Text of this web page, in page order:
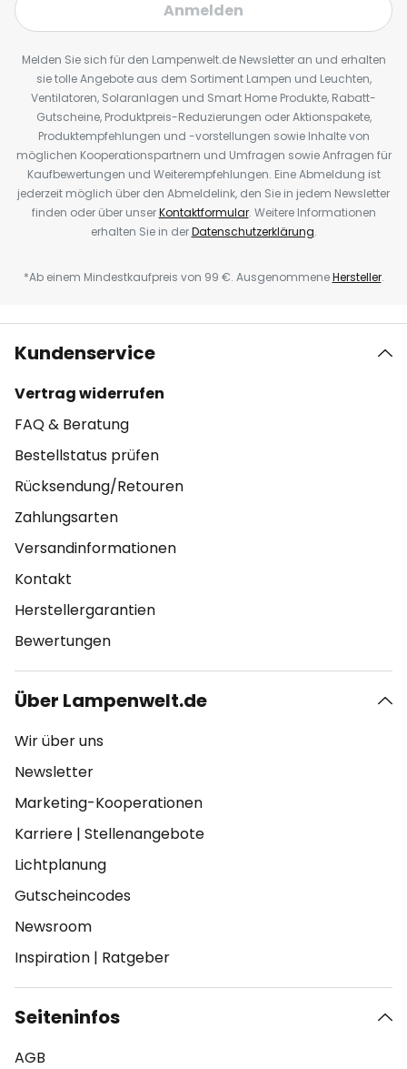
Anmelden
Melden Sie sich für den Lampenwelt.de Newsletter an und erhalten
sie tolle Angebote aus dem Sortiment Lampen und Leuchten,
Ventilatoren, Solaranlagen und Smart Home Produkte, Rabatt-
Gutscheine, Produktpreis-Reduzierungen oder Aktionspakete,
Produktempfehlungen und -vorstellungen sowie Inhalte von
möglichen Kooperationspartnern und Umfragen sowie Anfragen für
Kaufbewertungen und Weiterempfehlungen. Eine Abmeldung ist
jederzeit möglich über den Abmeldelink, den Sie in jedem Newsletter
finden oder über unserKontaktformular. Weitere Informationen
erhalten Sie in derDatenschutzerklärung.
*Ab einem Mindestkaufpreis von 99 €. AusgenommeneHersteller.
Kundenservice
Vertrag widerrufen
FAQ & Beratung
Bestellstatus prüfen
Rücksendung/Retouren
Zahlungsarten
Versandinformationen
Kontakt
Herstellergarantien
Bewertungen
Über Lampenwelt.de
Wir über uns
Newsletter
Marketing-Kooperationen
Karriere | Stellenangebote
Lichtplanung
Gutscheincodes
Newsroom
Inspiration | Ratgeber
Seiteninfos
AGB